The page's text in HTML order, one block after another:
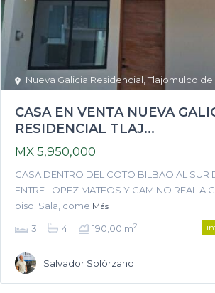
Nueva Galicia Residencial,Tlajomulco de
CASA EN VENTA NUEVA
RESIDENCIAL TLAJ...
MX 5,950,000
CASA DENTRO DEL COTO BILBAO AL SUR
ENTRE LOPEZ MATEOS Y CAMINO REAL A
piso: Sala, come Más
3 4 190,00 m2
Salvador Solórzano